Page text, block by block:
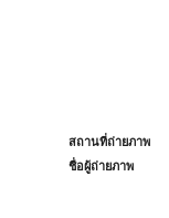
สถานที่ถ่ายภาพ
ชื่อผู้ถ่ายภาพ